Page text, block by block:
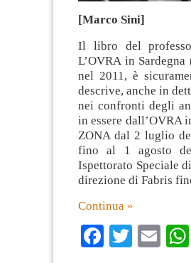
[Marco Sini]
Il libro del
L’OVRA in
nel 2011, è
descrive, anche in
nei confronti degli
in essere dall’OVRA
ZONA dal 2 luglio
fino al 1 agosto
Ispettorato Speciale
direzione di Fabris
Continua »
Facebook
Twitter